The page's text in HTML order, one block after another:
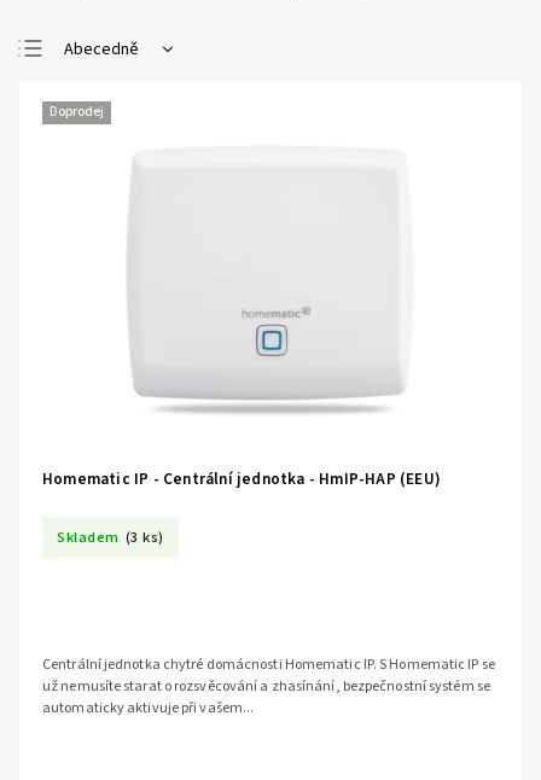
Abecedně
Nejdražší
Doprodej
Homematic IP - Centrální jednotka - HmIP-HAP (EEU)
Skladem (3 ks)
Centrální jednotka chytré domácnosti Homematic IP. S Homematic IP se
už nemusíte starat o rozsvěcování a zhasínání, bezpečnostní systém se
automaticky aktivuje při vašem...